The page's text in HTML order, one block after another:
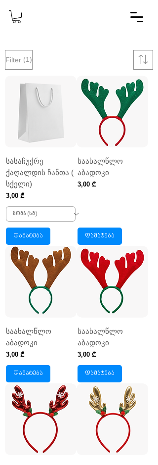
Filter (1)
სასაჩუქრე
ქაღალდის ჩანთა (
სქელი)
Price
3,00 ₾
დამატება
საახალწლო
აბადოკი
Price
3,00 ₾
დამატება
საახალწლო
აბადოკი
Price
3,00 ₾
დამატება
საახალწლო
აბადოკი
Price
3,00 ₾
დამატება